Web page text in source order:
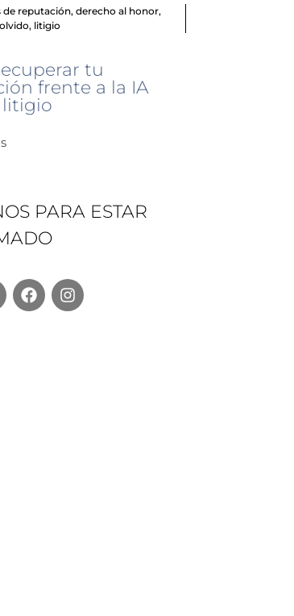
de reputación, derecho al honor,
, litigio
tu
frente a la IA
PARA ESTAR